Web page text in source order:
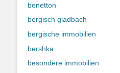
benetton
bergisch gladbach
bergische immobilien
bershka
besondere immobilien